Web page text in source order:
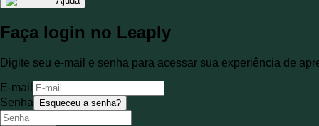
Faça login no Leaply
Digite seu e-mail e senha para acessar sua experiência de
E-mail
Senha
Esqueceu a senha?